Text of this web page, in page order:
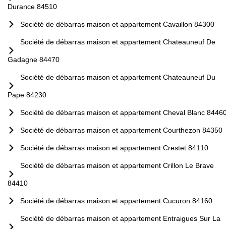
Durance 84510
Société de débarras maison et appartement Cavaillon 84300
Société de débarras maison et appartement Chateauneuf De
Gadagne 84470
Société de débarras maison et appartement Chateauneuf Du
Pape 84230
Société de débarras maison et appartement Cheval Blanc
Société de débarras maison et appartement Courthezon 84350
Société de débarras maison et appartement Crestet 84110
Société de débarras maison et appartement Crillon Le Brave
84410
Société de débarras maison et appartement Cucuron 84160
Société de débarras maison et appartement Entraigues Sur La